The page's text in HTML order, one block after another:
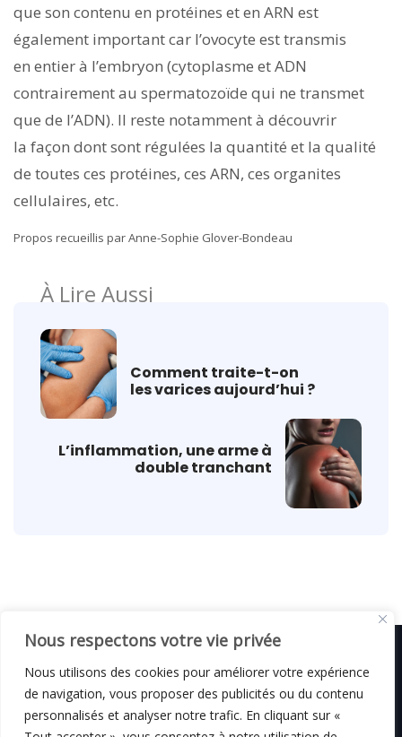
Nous respectons votre vie privée
Nous utilisons des cookies pour améliorer votre expérience
de navigation, vous proposer des publicités ou du contenu
personnalisés et analyser notre trafic. En cliquant sur «
que son contenu en protéines et en ARN est
également important car l’ovocyte est transmis
en entier à l’embryon (cytoplasme et ADN
contrairement au spermatozoïde qui ne transmet
que de l’ADN). Il reste notamment à découvrir
la façon dont sont régulées la quantité et la qualité
de toutes ces protéines, ces ARN, ces organites
cellulaires, etc.
Propos recueillis par Anne-Sophie Glover-Bondeau
À Lire Aussi
Comment traite-t-on
les varices aujourd’hui ?
L’inflammation, une arme à
double tranchant
© C i E M2026